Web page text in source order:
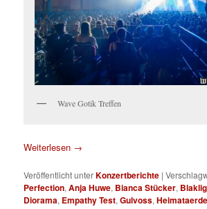
Wave Gotik Treffen
Weiterlesen →
Veröffentlicht unterKonzertberichte |
Perfection,Anja Huwe, Bianca Stücker,
Diorama, Empathy Test,Gulvoss,Heimataerde